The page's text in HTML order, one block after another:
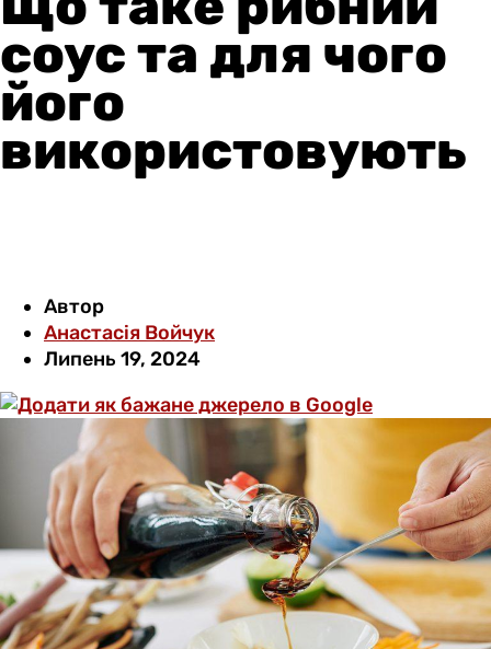
соус та для чого
його
використовують
Автор
Анастасія Войчук
Липень 19, 2024